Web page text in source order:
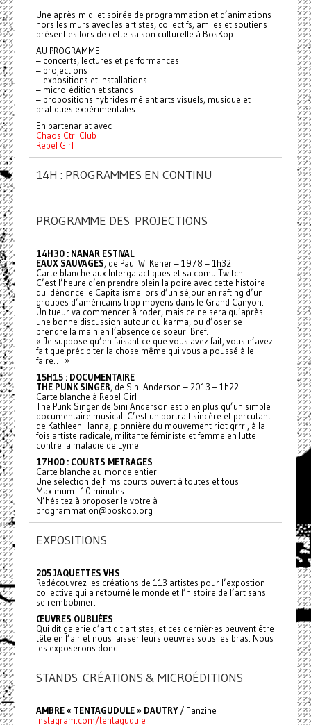
Une après-midi et soirée de programmation et d’animations
hors les murs avec les artistes, collectifs, ami·es et soutiens
présent·es lors de cette saison culturelle à BosKop.
AU PROGRAMME :
– concerts, lectures et performances
– projections
– expositions et installations
– micro-édition et stands
– propositions hybrides mêlant arts visuels, musique et
pratiques expérimentales
En partenariat avec :
Chaos Ctrl Club
Rebel Girl
14H : PROGRAMMES EN CONTINU
PROGRAMME DES PROJECTIONS
14H30 : NANAR ESTIVAL
EAUX SAUVAGES, de Paul W. Kener – 1978 – 1h32
Carte blanche aux Intergalactiques et sa comu Twitch
C’est l’heure d’en prendre plein la poire avec cette histoire
qui dénonce le Capitalisme lors d’un séjour en rafting d’un
groupes d’américains trop moyens dans le Grand Canyon.
Un tueur va commencer à roder, mais ce ne sera qu’après
une bonne discussion autour du karma, ou d’oser se
prendre la main en l’absence de soeur. Bref.
« Je suppose qu’en faisant ce que vous avez fait, vous n’avez
fait que précipiter la chose même qui vous a poussé à le
faire… »
15H15 : DOCUMENTAIRE
THE PUNK SINGER, de Sini Anderson – 2013 – 1h22
Carte blanche à Rebel Girl
The Punk Singer de Sini Anderson est bien plus qu’un simple
documentaire musical. C’est un portrait sincère et percutant
de Kathleen Hanna, pionnière du mouvement riot grrrl, à la
fois artiste radicale, militante féministe et femme en lutte
contre la maladie de Lyme.
17H00 : COURTS METRAGES
Carte blanche au monde entier
Une sélection de films courts ouvert à toutes et tous !
Maximum : 10 minutes.
N’hésitez à proposer le votre à
programmation@boskop.org
EXPOSITIONS
205 JAQUETTES VHS
Redécouvrez les créations de 113 artistes pour l’expostion
collective qui a retourné le monde et l’histoire de l’art sans
se rembobiner.
ŒUVRES OUBLIÉES
Qui dit galerie d’art dit artistes, et ces dernièr·es peuvent être
tête en l’air et nous laisser leurs oeuvres sous les bras. Nous
les exposerons donc.
STANDS CRÉATIONS & MICROÉDITIONS
AMBRE « TENTAGUDULE » DAUTRY/ Fanzine
instagram.com/tentagudule